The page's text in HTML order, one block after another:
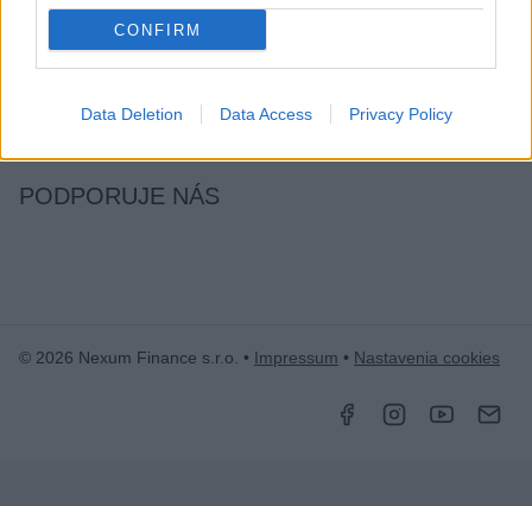
CONFIRM
Data Deletion Data Access Privacy Policy
ČLÁNKY EMAILOM
odber našich článkov emailom
posielame zvyčajne raz za dva týždne.
PODPORUJE NÁS
© 2026 Nexum Finance s.r.o. • Impressum • Nastavenia cookies